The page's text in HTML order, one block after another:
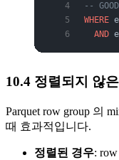
--
WHERE
  AND
10.4 정렬되지 않
Parquet row group 의
때 효과적입니다.
정렬된 경우: